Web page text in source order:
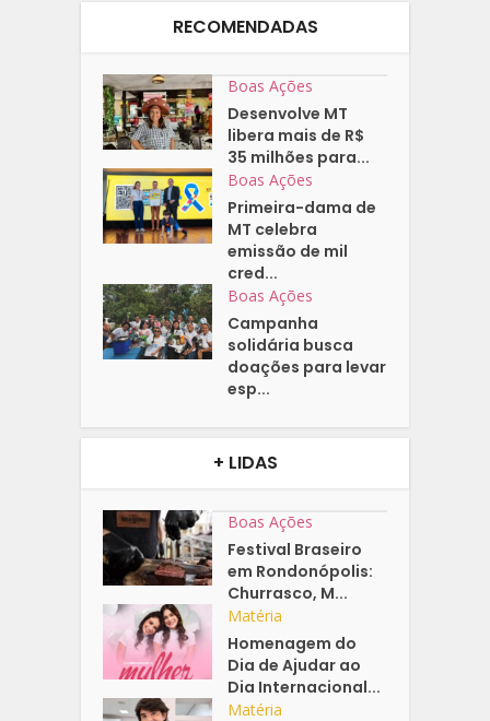
RECOMENDADAS
Boas Ações
Desenvolve MT
libera mais de R$
35 milhões para...
Boas Ações
Primeira-dama de
MT celebra
emissão de mil
cred...
Boas Ações
Campanha
solidária busca
doações para levar
esp...
+ LIDAS
Boas Ações
Festival Braseiro
em Rondonópolis:
Churrasco, M...
Matéria
Homenagem do
Dia de Ajudar ao
Dia Internacional...
Matéria